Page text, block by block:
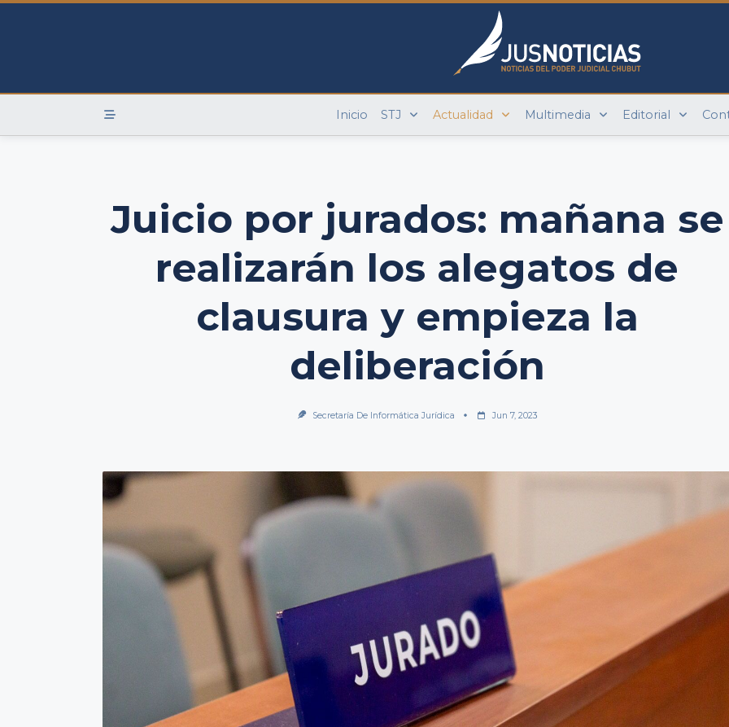
Skip
Inicio STJ Actualidad Multimedia Editorial
Juicio por jurados: mañana se
realizarán los alegatos de
clausura y empieza la
deliberación
Secretaría De Informática Jurídica Jun 7, 2023